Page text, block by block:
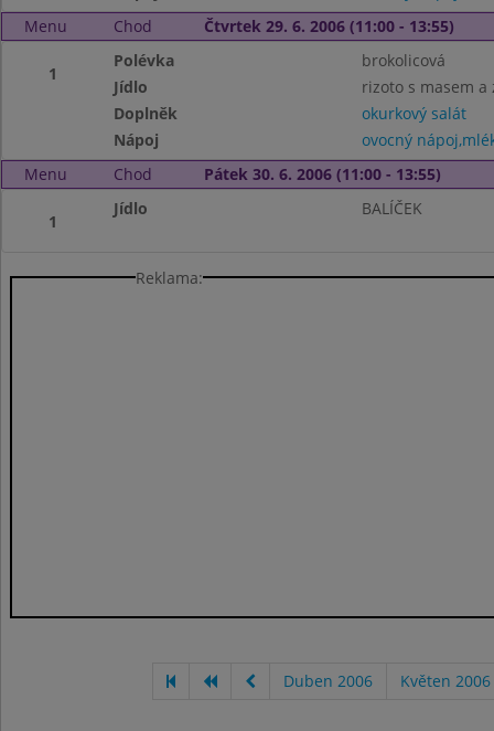
Menu
Chod Čtvrtek 29. 6. 2006 (11:00 - 13:55)
1
Polévka
brokolicová
Jídlo
rizoto s masem a
Doplněk
okurkový salát
Nápoj
ovocný
Menu
Chod Pátek 30. 6. 2006 (11:00 - 13:55)
1
Jídlo BALÍČEK
Reklama:
Duben 2006 Květen 2006